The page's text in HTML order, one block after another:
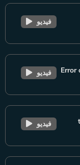
فيديو
Error فيديو
فيديو